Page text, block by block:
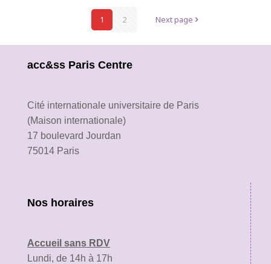
1 2 Next page
acc&ss Paris Centre
Cité internationale universitaire de Paris
(Maison internationale)
17 boulevard Jourdan
75014 Paris
Nos horaires
Accueil sans RDV
Lundi, de 14h à 17h